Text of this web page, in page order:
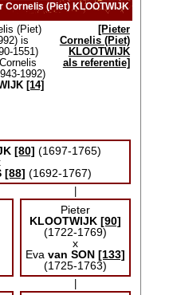
Cornelis (Piet) KLOOTWIJK
(Piet)
is
1551)
1992)
[14]
[Pieter
Cornelis (Piet)
KLOOTWIJK
als referentie]
[80] (1697-1765)
[88] (1692-1767)
Pieter
KLOOTWIJK [90]
(1722-1769)
x
Eva van SON [133]
(1725-1763)